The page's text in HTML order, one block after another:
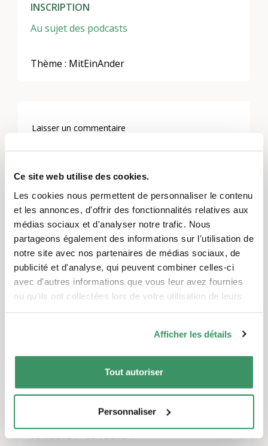
Ce site web utilise des cookies.
Les cookies nous permettent de personnaliser le contenu
et les annonces, d'offrir des fonctionnalités relatives aux
médias sociaux et d'analyser notre trafic. Nous
partageons également des informations sur l'utilisation de
notre site avec nos partenaires de médias sociaux, de
publicité et d'analyse, qui peuvent combiner celles-ci
avec d'autres informations que vous leur avez fournies
ou qu'ils ont collectées lors de votre utilisation de leurs
Afficher les détails
Tout autoriser
Personnaliser
Thèmes
Education,Communication et médias
Régions
Berne et Soleure
KudU - L'art des environs
05.02.2024 - 09.02.2024
INSCRIPTION
Au sujet des podcasts
Thème : MitEinAnder
Laisser un commentaire